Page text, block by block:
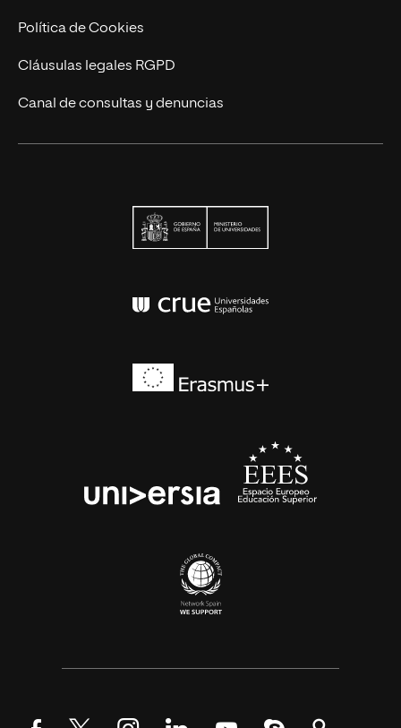
Política de Cookies
Cláusulas legales RGPD
Canal de consultas y denuncias
Conferencia de
universia